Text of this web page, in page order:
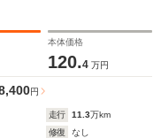
前席シートヒーター
本体価格
120.4 万円
円
走行 11.3万km
修復
なし